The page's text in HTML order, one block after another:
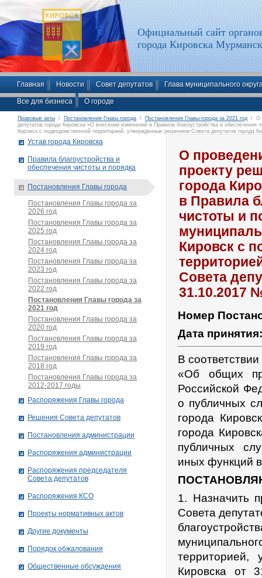
Официальный сайт
города Кировска
Главная Новости Совет депутатов Глава муниципального
Все для бизнеса О городе
Правовые акты / Постановления Главы города / Постановления Главы города за 2021 год / О
депутатов города Кировска «О внесении изменений в Правила благоустройства и обеспечения
Кировск с подведомственной территорией, утвержденные решением Совета депутатов города
О
проекту
города
в Правила
чистоты и
Кировск с
Совета
31.10.2017
Номер
Дата
В
«Об общих
Российской
о публичных
города
города
публичных
иных функций
1. Назначить
Совета
территорией,
Кировска от
Устав города Кировска
Правила благоустройства и
обеспечения чистоты и порядка
Постановления Главы города
Постановления Главы города за
2026 год
Постановления Главы города за
2025 год
Постановления Главы города за
2024 год
Постановления Главы города за
2023 год
Постановления Главы города за
2022 год
Постановления Главы города за
2021 год
Постановления Главы города за
2020 год
Постановления Главы города за
2019 год
Постановления Главы города за
2018 год
Постановления Главы города за
2012-2017 годы
Распоряжения Главы города
Решения Совета депутатов
Постановления администрации
Распоряжения администрации
Распоряжения председателя
Совета депутатов
Распоряжения КСО
Проекты нормативных актов
Другие документы
Порядок обжалования
Общественные обсуждения